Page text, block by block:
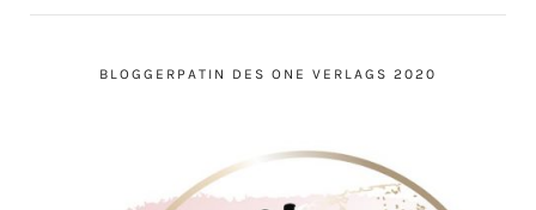
BLOGGERPATIN DES ONE VERLAGS 2020